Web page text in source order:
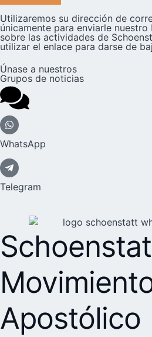
Utilizaremos su dirección de
únicamente para enviarle
sobre las actividades de
utilizar el enlace para darse de
Únase a nuestros
Grupos de noticias
WhatsApp
Telegram
Apostólico